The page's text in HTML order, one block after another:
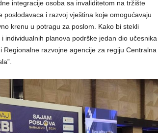
integracije osoba sa invaliditetom na tržište
i razvoj vještina koje omogućavaju
krenu u potragu za poslom. Kako bi stekli
individualnih planova podrške jedan dio učesnika
razvojne agencije za regiju Centralna